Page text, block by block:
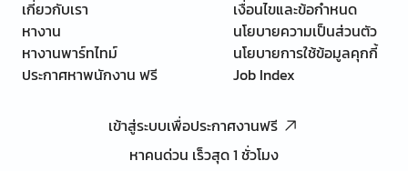
เกี่ยวกับเรา
หางาน
หางานพาร์ทไทม์
ประกาศหาพนักงาน ฟรี
เงื่อนไขและข้อกำหนด
นโยบายความเป็นส่วนตัว
นโยบายการใช้ข้อมูลคุกกี้
Job Index
เข้าสู่ระบบเพื่อประกาศงานฟรี
หาคนด่วน เร็วสุด 1 ชั่วโมง